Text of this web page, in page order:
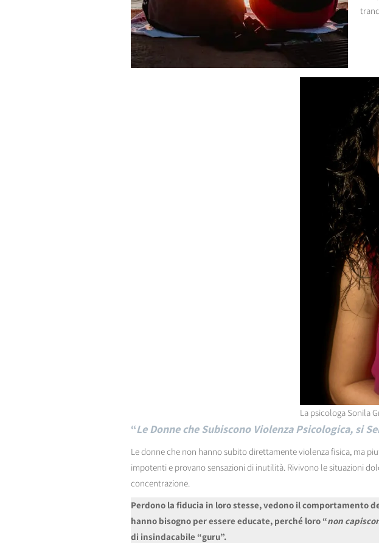
La psicologa Sonila
“Le Donne che Subiscono Violenza Psicologica, si
Le donne che non hanno subito direttamente violenza fisica, ma
impotenti e provano sensazioni di inutilità. Rivivono le situazioni
concentrazione.
Perdono la fiducia in loro stesse, vedono il comportamento
hanno bisogno per essere educate, perché loro “non
di insindacabile “guru”.